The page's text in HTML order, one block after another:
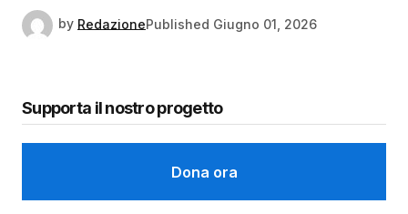
by RedazionePublished Giugno 01, 2026
Supporta il nostro progetto
Dona ora